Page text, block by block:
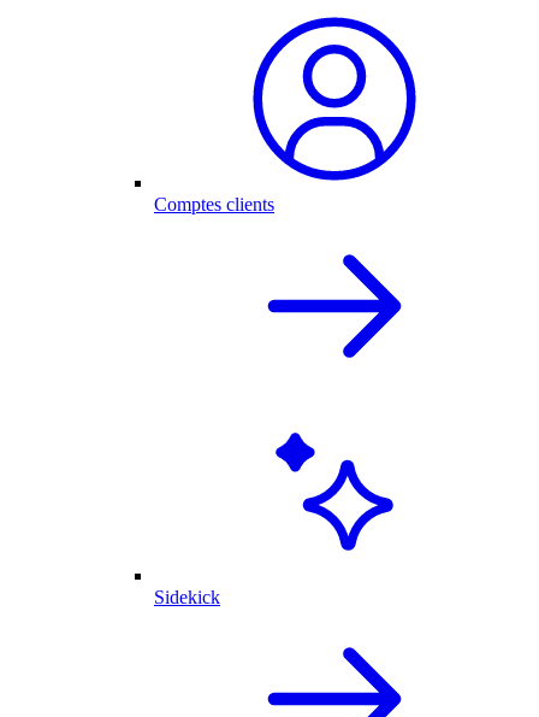
Comptes clients
Sidekick